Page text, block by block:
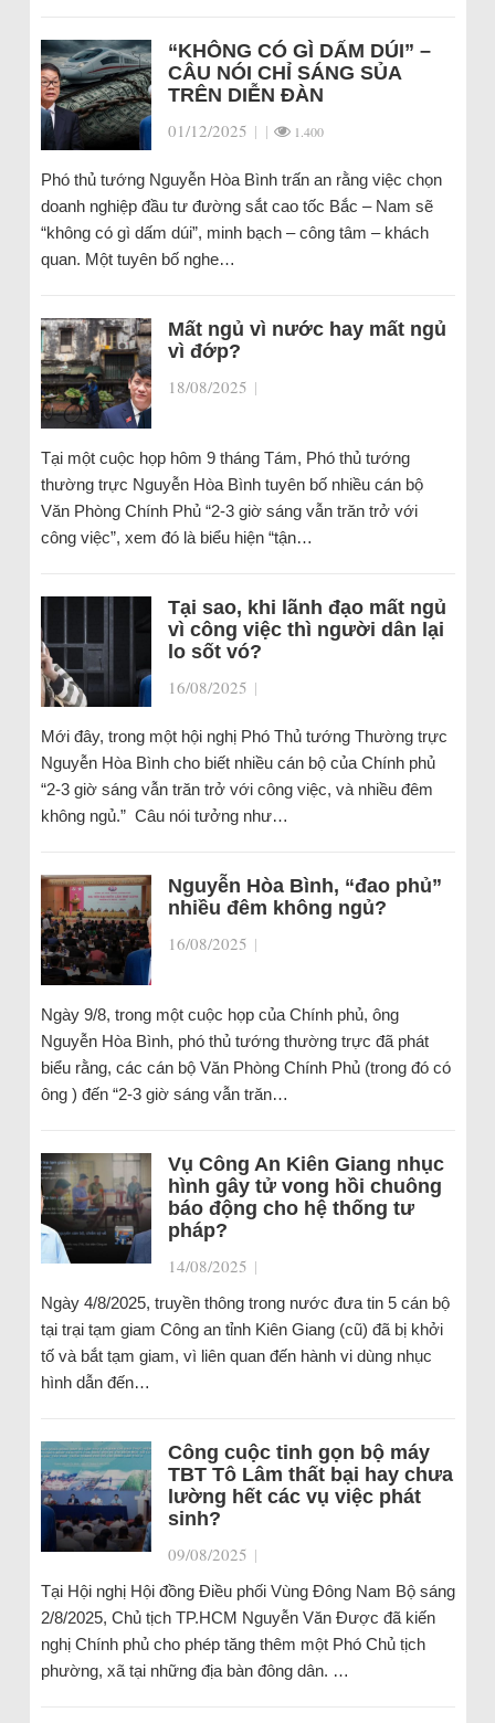
“KHÔNG CÓ GÌ DẤM DÚI” –
CÂU NÓI CHỈ SÁNG SỦA
TRÊN DIỄN ĐÀN
01/12/2025 | | 1.400
Phó thủ tướng Nguyễn Hòa Bình trấn an rằng việc chọn
doanh nghiệp đầu tư đường sắt cao tốc Bắc – Nam sẽ
“không có gì dấm dúi”, minh bạch – công tâm – khách
quan. Một tuyên bố nghe…
Mất ngủ vì nước hay mất ngủ
vì đớp?
18/08/2025 |
Tại một cuộc họp hôm 9 tháng Tám, Phó thủ tướng
thường trực Nguyễn Hòa Bình tuyên bố nhiều cán bộ
Văn Phòng Chính Phủ “2-3 giờ sáng vẫn trăn trở với
công việc”, xem đó là biểu hiện “tận…
Tại sao, khi lãnh đạo mất ngủ
vì công việc thì người dân lại
lo sốt vó?
16/08/2025 |
Mới đây, trong một hội nghị Phó Thủ tướng Thường trực
Nguyễn Hòa Bình cho biết nhiều cán bộ của Chính phủ
“2-3 giờ sáng vẫn trăn trở với công việc, và nhiều đêm
không ngủ.” Câu nói tưởng như…
Nguyễn Hòa Bình, “đao phủ”
nhiều đêm không ngủ?
16/08/2025 |
Ngày 9/8, trong một cuộc họp của Chính phủ, ông
Nguyễn Hòa Bình, phó thủ tướng thường trực đã phát
biểu rằng, các cán bộ Văn Phòng Chính Phủ (trong đó có
ông ) đến “2-3 giờ sáng vẫn trăn…
Vụ Công An Kiên Giang nhục
hình gây tử vong hồi chuông
báo động cho hệ thống tư
pháp?
14/08/2025 |
Ngày 4/8/2025, truyền thông trong nước đưa tin 5 cán bộ
tại trại tạm giam Công an tỉnh Kiên Giang (cũ) đã bị khởi
tố và bắt tạm giam, vì liên quan đến hành vi dùng nhục
hình dẫn đến…
Công cuộc tinh gọn bộ máy
TBT Tô Lâm thất bại hay chưa
lường hết các vụ việc phát
sinh?
09/08/2025 |
Tại Hội nghị Hội đồng Điều phối Vùng Đông Nam Bộ sáng
2/8/2025, Chủ tịch TP.HCM Nguyễn Văn Được đã kiến
nghị Chính phủ cho phép tăng thêm một Phó Chủ tịch
phường, xã tại những địa bàn đông dân. …